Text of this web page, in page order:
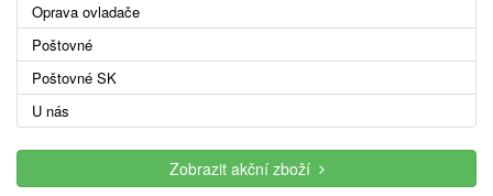
Oprava ovladače
Poštovné
Poštovné SK
U nás
Zobrazit akční zboží